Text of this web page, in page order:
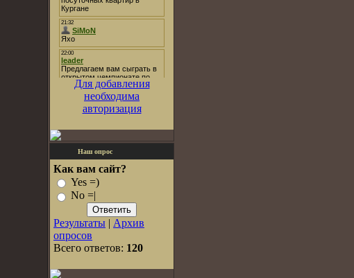
Для добавления
необходима
авторизация
Наш опрос
Как вам сайт?
Yes =)
No =|
Результаты | Архив
опросов
Всего ответов: 120